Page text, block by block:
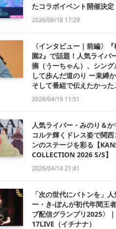
たコラボイベント開催決定
2026/06/18 17:29
〈インタビュー｜前編〉
園2』で話題！人気ライバ
摘（うーちゃん）、シング
して歩んだ道のり ー束縛か
そして番組で伝えたかった
2026/04/19 11:51
人気ライバー・みのり＆
コルテ輝くドレス姿で関西
ンのステージを彩る【
COLLECTION 2026 S/S】
2026/04/14 21:41
「次の世代にバトンを」
ー・き-ぽんが初代年間王
ブ配信グランプリ2025〉｜
17LIVE（イチナナ）